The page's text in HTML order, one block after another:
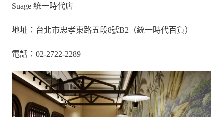
Suage 統一時代店
地址：台北市忠孝東路五段8號B2（統一時代百貨）
電話：02-2722-2289